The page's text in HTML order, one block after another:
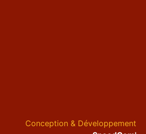
Conception & Développement